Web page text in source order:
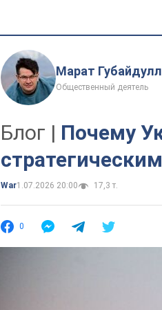
Марат
Общественный деятель
Блог | Почему
War1.07.2026 20:00 17,3 т.
0